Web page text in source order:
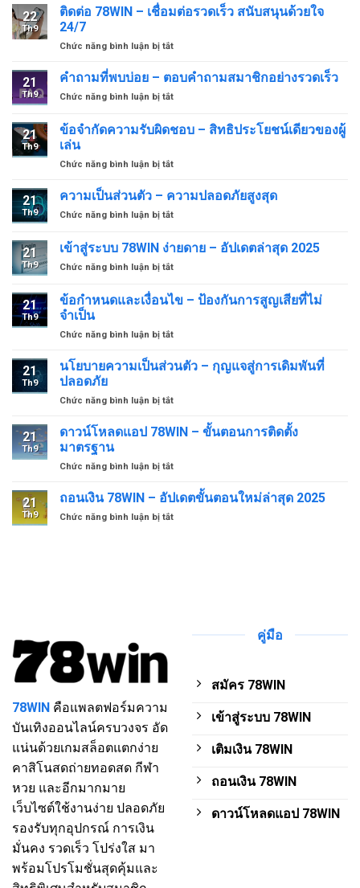
78WIN
สร้าง
ได้
ปัง
สมาชิก
22
Th9
ติดต่อ 78WIN – เชื่อมต่อรวดเร็ว สนับสนุนด้วยใจ
24/7
Chức năng bình luận bị tắtở
78WIN
เชื่อม
รวดเร็ว
ใจ
21
Th9
คำถามที่พบบ่อย – ตอบคำถามสมาชิกอย่างรวดเร็ว
Chức năng bình luận bị tắtở
พบ
–
คำถาม
อย่าง
21
Th9
ข้อจำกัดความรับผิดชอบ – สิทธิประโยชน์เดียวของผู้
เล่น
Chức năng bình luận bị tắtở
จำกัด
รับ
ชอบ
สิทธิ
เดียว
เล่น
21
Th9
ความเป็นส่วนตัว – ความปลอดภัยสูงสุด
Chức năng bình luận bị tắtở
ส่วน
ตัว
ความ
21
Th9
เข้าสู่ระบบ 78WIN ง่ายดาย – อัปเดตล่าสุด 2025
Chức năng bình luận bị tắtở
ระบบ
ง่ายดาย
อัปเดต
21
Th9
ข้อกำหนดและเงื่อนไข – ป้องกันการสูญเสียที่ไม่
จำเป็น
Chức năng bình luận bị tắtở
กำหนด
–
การ
ที่
จำเป็น
21
Th9
นโยบายความเป็นส่วนตัว – กุญแจสู่การเดิมพันที่
ปลอดภัย
Chức năng bình luận bị tắtở
ความ
ตัว
กุญแจ
การ
21
Th9
ดาวน์โหลดแอป 78WIN – ขั้นตอนการติดตั้ง
มาตรฐาน
Chức năng bình luận bị tắtở
โหลด
78WIN
21
Th9
ถอนเงิน 78WIN – อัปเดตขั้นตอนใหม่ล่าสุด 2025
Chức năng bình luận bị tắtở
78WIN คือแพลตฟอร์มความ
บันเทิงออนไลน์ครบวงจร อัด
แน่นด้วยเกมสล็อตแตกง่าย
คาสิโนสดถ่ายทอดสด กีฬา
หวย และอีกมากมาย
เว็บไซต์ใช้งานง่าย ปลอดภัย
รองรับทุกอุปกรณ์ การเงิน
มั่นคง รวดเร็ว โปร่งใส มา
พร้อมโปรโมชั่นสุดคุ้มและ
คู่มือ
สมัคร 78WIN
เข้าสู่ระบบ 78WIN
เติมเงิน 78WIN
ถอนเงิน 78WIN
ดาวน์โหลดแอป 78WIN